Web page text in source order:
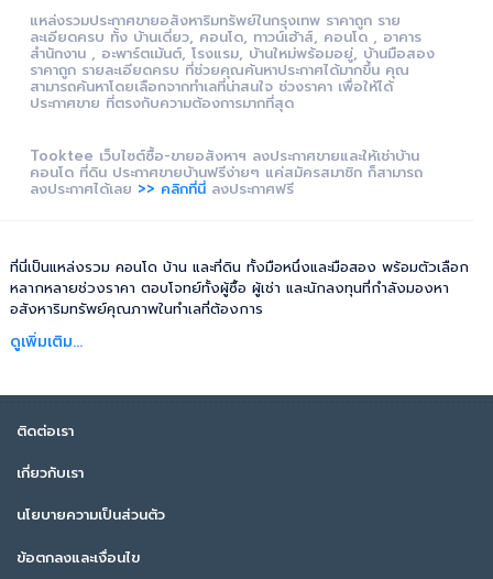
แหล่งรวมประกาศขายอสังหาริมทรัพย์ในกรุงเทพ ราคาถูก ราย
ละเอียดครบ ทั้ง บ้านเดี่ยว, คอนโด, ทาวน์เฮ้าส์, คอนโด , อาคาร
สำนักงาน , อะพาร์ตเม้นต์, โรงแรม, บ้านใหม่พร้อมอยู่, บ้านมือสอง
ราคาถูก รายละเอียดครบ ที่ช่วยคุณค้นหาประกาศได้มากขึ้น คุณ
สามารถค้นหาโดยเลือกจากทำเลที่น่าสนใจ ช่วงราคา เพื่อให้ได้
ประกาศขาย ที่ตรงกับความต้องการมากที่สุด
Tooktee เว็บไซต์ซื้อ-ขายอสังหาฯ ลงประกาศขายและให้เช่าบ้าน
คอนโด ที่ดิน ประกาศขายบ้านฟรีง่ายๆ แค่สมัครสมาชิก ก็สามารถ
ลงประกาศได้เลย >> คลิกที่นี่ ลงประกาศฟรี
ที่นี่เป็นแหล่งรวม คอนโด บ้าน และที่ดิน ทั้งมือหนึ่งและมือสอง พร้อมตัวเลือก
หลากหลายช่วงราคา ตอบโจทย์ทั้งผู้ซื้อ ผู้เช่า และนักลงทุนที่กำลังมองหา
อสังหาริมทรัพย์คุณภาพในทำเลที่ต้องการ
ดูเพิ่มเติม...
ติดต่อเรา
เกี่ยวกับเรา
นโยบายความเป็นส่วนตัว
ข้อตกลงและเงื่อนไข